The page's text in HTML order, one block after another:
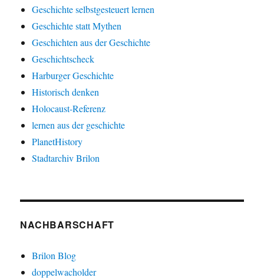
Geschichte selbstgesteuert lernen
Geschichte statt Mythen
Geschichten aus der Geschichte
Geschichtscheck
Harburger Geschichte
Historisch denken
Holocaust-Referenz
lernen aus der geschichte
PlanetHistory
Stadtarchiv Brilon
NACHBARSCHAFT
Brilon Blog
doppelwacholder